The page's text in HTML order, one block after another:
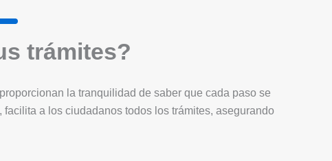
trámites?
la tranquilidad de saber que cada paso se
a los ciudadanos todos los trámites, asegurando